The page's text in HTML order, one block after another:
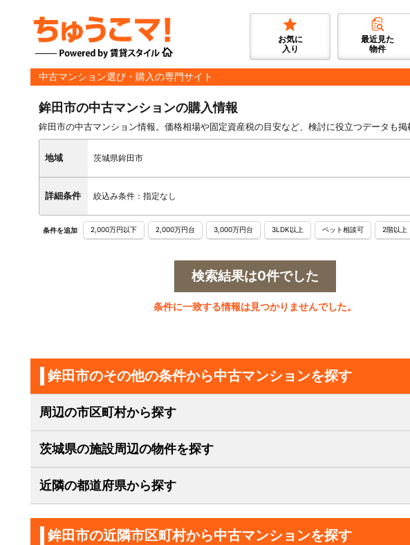
お気に
入り
最近見た
物件
中古マンション選び・購入の専門サイト
鉾田市の中古マンションの購入情報
鉾田市の中古マンション情報。価格相場や固定資産税の目安など、検討に役立つデータも掲
地域 茨城県鉾田市
詳細条件 絞込み条件：指定なし
条件を追加 2,000万円以下 2,000万円台 3,000万円台 3LDK以上 ペット相談可 2階以上
検索結果は0件でした
条件に一致する情報は見つかりませんでした。
鉾田市のその他の条件から中古マンションを探す
周辺の市区町村から探す
茨城県の施設周辺の物件を探す
近隣の都道府県から探す
鉾田市の近隣市区町村から中古マンションを探す